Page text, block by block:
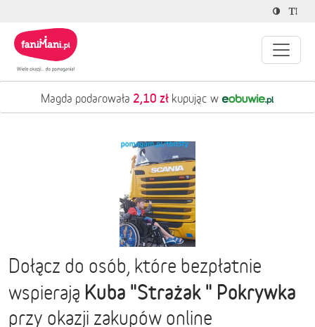
Magda podarowała 2,10 zł kupując w
Dołącz do osób, które bezpłatnie
wspierają Kuba "Strażak " Pokrywka
przy okazji zakupów online